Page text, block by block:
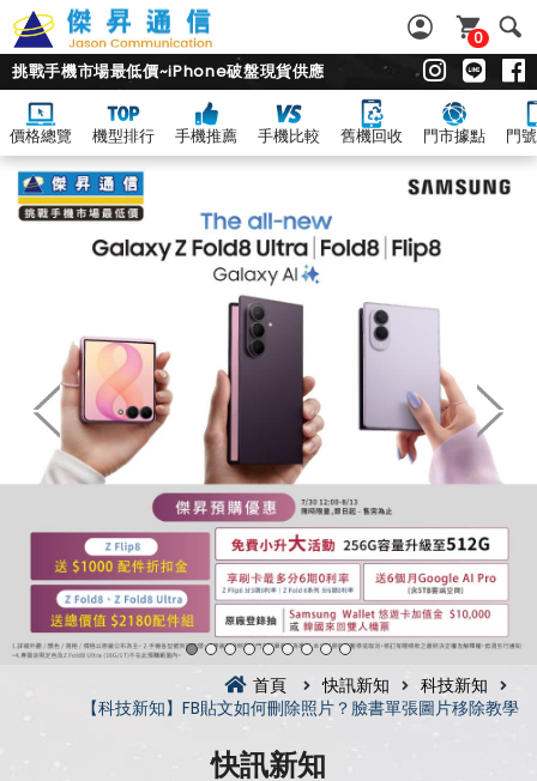
0
挑戰手機市場最低價~iPhone破盤現貨供應
價格總覽 機型排行 手機推薦 手機比較 舊機回收 門市據點 門
首頁 快訊新知
科技新知
【科技新知】FB貼文如何刪除照片？臉書單張圖片移除教學
快訊新知